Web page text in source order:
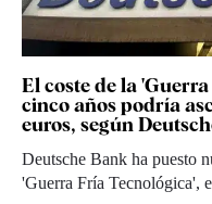
El coste de la
cinco años podría
euros, según
Deutsche Bank ha puesto
'Guerra Fría Tecnológica',